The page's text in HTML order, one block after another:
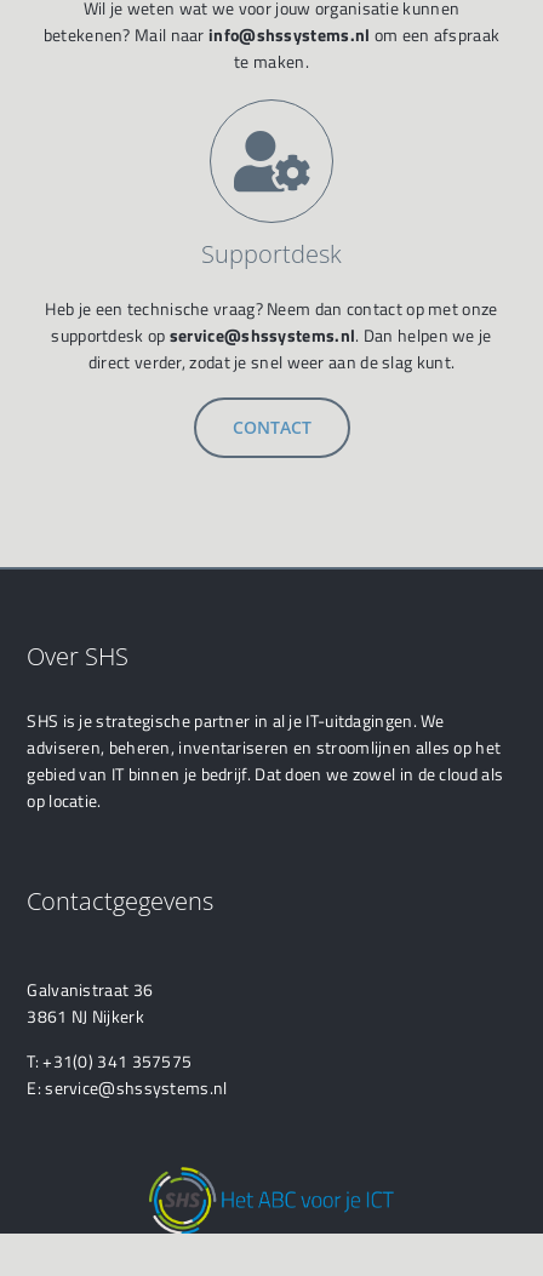
Wil je weten wat we voor jouw organisatie kunnen
betekenen? Mail naar info@shssystems.nl om een afspraak
te maken.
Supportdesk
Heb je een technische vraag? Neem dan contact op met onze
supportdesk opservice@shssystems.nl. Dan helpen we je
direct verder, zodat je snel weer aan de slag kunt.
CONTACT
Over SHS
SHS is je strategische partner in al je IT-uitdagingen. We
adviseren, beheren, inventariseren en stroomlijnen alles op het
gebied van IT binnen je bedrijf. Dat doen we zowel in de cloud als
op locatie.
Contactgegevens
Galvanistraat 36
3861 NJ Nijkerk
T:+31(0) 341 357575
E:service@shssystems.nl